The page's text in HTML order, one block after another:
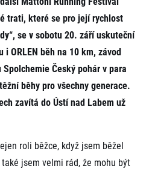
trati, které se pro její rychlost
se v sobotu 20. září uskuteční
ORLEN běh na 10 km, závod
Český pohár v para
běhy pro všechny generace.
zavítá do Ústí nad Labem už
roli běžce, když jsem běžel
jsem velmi rád, že mohu být